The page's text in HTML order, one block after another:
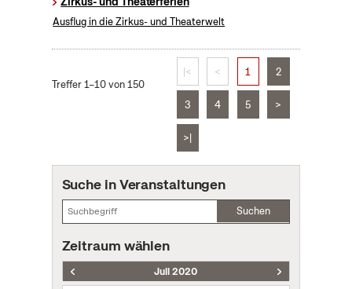
Ausflug in die Zirkus- und Theaterwelt
Treffer 1–10 von 150
|< < 1 2
3 4 5 >
>|
Suche in Veranstaltungen
Suchen
Zeitraum wählen
Juli 2020